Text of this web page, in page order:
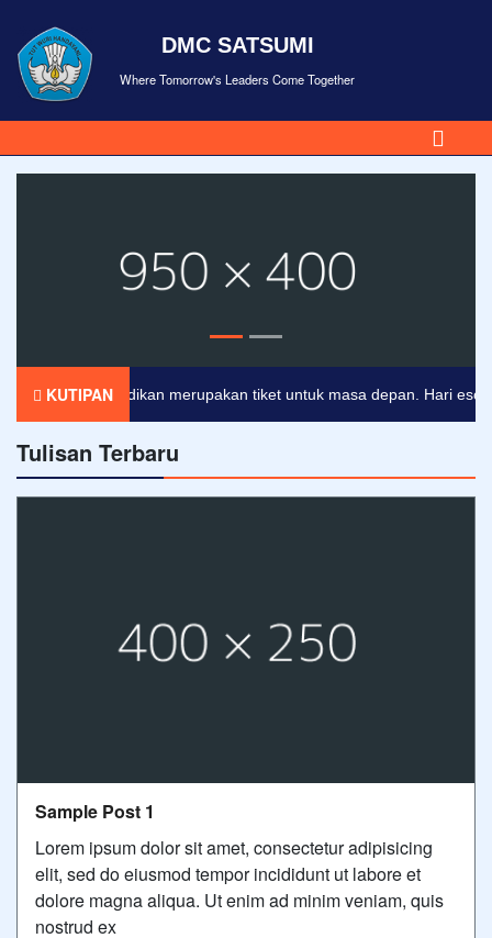
DMC SATSUMI
Where Tomorrow's Leaders Come Together
KUTIPAN
Pendidikan merupakan tiket untuk masa depan. Hari esok
Tulisan Terbaru
Sample Post 1
Lorem ipsum dolor sit amet, consectetur adipisicing
elit, sed do eiusmod tempor incididunt ut labore et
dolore magna aliqua. Ut enim ad minim veniam, quis
nostrud ex